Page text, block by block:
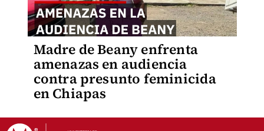
Madre de Beany enfrenta
amenazas en audiencia
contra presunto feminicida
en Chiapas